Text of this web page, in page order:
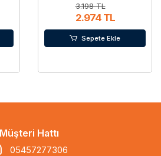
3.198 TL
2.974 TL
Sepete Ekle
Müşteri Hattı
05457277306